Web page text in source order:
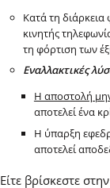
Κατά τη
κινητής
τη φόρτιση των
Εναλλακτικές
Η αποστολή
αποτελεί ένα
Η ύπαρξη
αποτελεί
Είτε βρίσκεστε